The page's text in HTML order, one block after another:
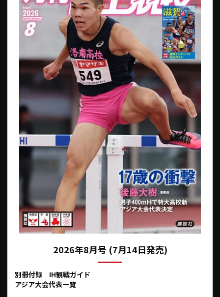
2026年8月号 (7月14日発売)
別冊付録 IH観戦ガイド
アジア大会代表一覧